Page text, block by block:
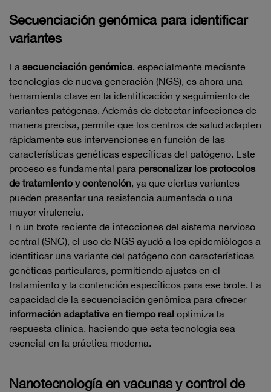
Secuenciación genómica para identificar
variantes
La secuenciación genómica, especialmente mediante
tecnologías de nueva generación (NGS), es ahora una
herramienta clave en la identificación y seguimiento de
variantes patógenas. Además de detectar infecciones de
manera precisa, permite que los centros de salud adapten
rápidamente sus intervenciones en función de las
características genéticas específicas del patógeno. Este
proceso es fundamental para personalizar los protocolos
de tratamiento y contención, ya que ciertas variantes
pueden presentar una resistencia aumentada o una
mayor virulencia.
En un brote reciente de infecciones del sistema nervioso
central (SNC), el uso de NGS ayudó a los epidemiólogos a
identificar una variante del patógeno con características
genéticas particulares, permitiendo ajustes en el
tratamiento y la contención específicos para ese brote. La
capacidad de la secuenciación genómica para ofrecer
información adaptativa en tiempo real optimiza la
respuesta clínica, haciendo que esta tecnología sea
esencial en la práctica moderna.
Nanotecnología en vacunas y control de